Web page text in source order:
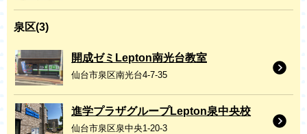
泉区(3)
開成ゼミLepton南光台教室
仙台市泉区南光台4-7-35
進学プラザグループLepton泉中央校
仙台市泉区泉中央1-20-3